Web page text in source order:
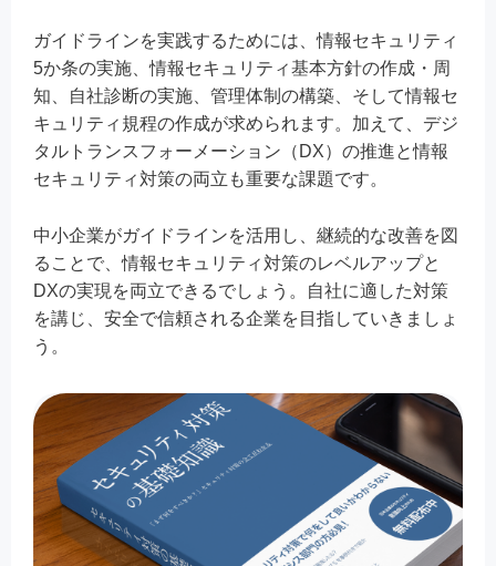
ガイドラインを実践するためには、情報セキュリティ
5か条の実施、情報セキュリティ基本方針の作成・周
知、自社診断の実施、管理体制の構築、そして情報セ
キュリティ規程の作成が求められます。加えて、デジ
タルトランスフォーメーション（DX）の推進と情報
セキュリティ対策の両立も重要な課題です。
中小企業がガイドラインを活用し、継続的な改善を図
ることで、情報セキュリティ対策のレベルアップと
DXの実現を両立できるでしょう。自社に適した対策
を講じ、安全で信頼される企業を目指していきましょ
う。